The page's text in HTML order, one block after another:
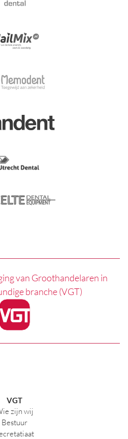
van Groothandelaren in
branche (VGT)
VGT
zijn wij
Bestuur